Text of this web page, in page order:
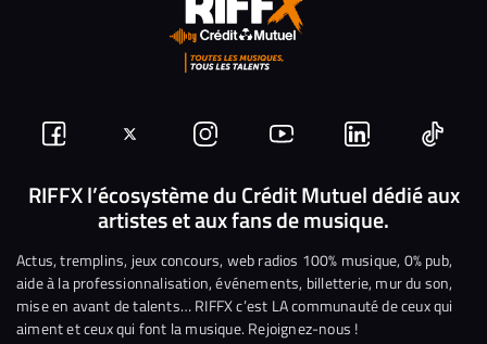
Suivez-
nous
Facebook
Suivez-
nous
sur
Twitter
Nous
rejoindre
sur
Instagram
Nous
rejoindre
sur
YouTube
Nous
rejoindre
sur
Linkedin
Nous
RIFFX l’écosystème du Crédit Mutuel dédié aux
artistes et aux fans de musique.
Actus, tremplins, jeux concours, web radios 100% musique, 0% pub,
aide à la professionnalisation, événements, billetterie, mur du son,
mise en avant de talents… RIFFX c’est LA communauté de ceux qui
aiment et ceux qui font la musique. Rejoignez-nous !